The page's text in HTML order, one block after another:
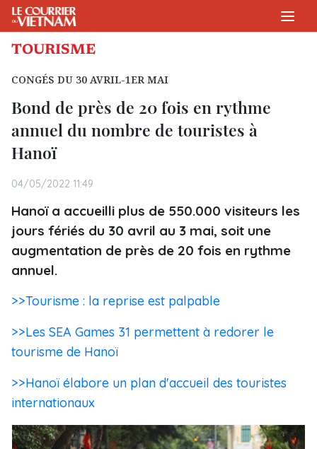
TOURISME
CONGÉS DU 30 AVRIL-1ER MAI
Bond de près de 20 fois en rythme
annuel du nombre de touristes à
Hanoï
04/05/2022 11:49
Hanoï a accueilli plus de 550.000 visiteurs les
jours fériés du 30 avril au 3 mai, soit une
augmentation de près de 20 fois en rythme
annuel.
>>Tourisme : la reprise est palpable
>>Les SEA Games 31 permettent à redorer le
tourisme de Hanoï
>>Hanoï élabore un plan d'accueil des touristes
internationaux